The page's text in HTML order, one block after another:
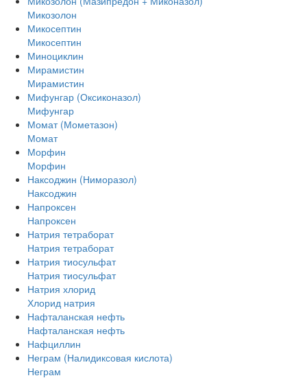
Микозолон
Микосептин
Микосептин
Миноциклин
Мирамистин
Мирамистин
Мифунгар (Оксиконазол)
Мифунгар
Момат (Мометазон)
Момат
Морфин
Морфин
Наксоджин (Ниморазол)
Наксоджин
Напроксен
Напроксен
Натрия тетраборат
Натрия тетраборат
Натрия тиосульфат
Натрия тиосульфат
Натрия хлорид
Хлорид натрия
Нафталанская нефть
Нафталанская нефть
Нафциллин
Неграм (Налидиксовая кислота)
Неграм